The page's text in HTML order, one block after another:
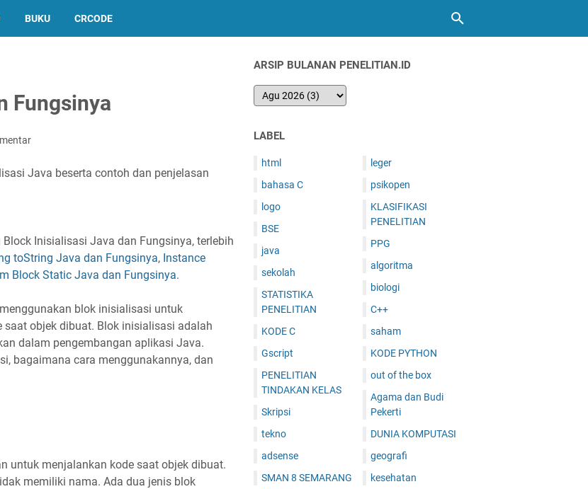
BUKU CRCODE
Fungsinya
Java beserta contoh dan penjelasan
Inisialisasi Java dan Fungsinya, terlebih
toString Java dan Fungsinya, Instance
Block Static Java dan Fungsinya.
blok inisialisasi untuk
objek dibuat. Blok inisialisasi adalah
dalam pengembangan aplikasi Java.
bagaimana cara menggunakannya, dan
untuk menjalankan kode saat objek dibuat.
memiliki nama. Ada dua jenis blok
ARSIP BULANAN PENELITIAN.ID
LABEL
html
bahasa C
logo
BSE
java
sekolah
STATISTIKA
PENELITIAN
KODE C
Gscript
PENELITIAN
TINDAKAN KELAS
Skripsi
tekno
adsense
SMAN 8 SEMARANG
leger
psikopen
KLASIFIKASI
PENELITIAN
PPG
algoritma
biologi
C++
saham
KODE PYTHON
out of the box
Agama dan Budi
Pekerti
DUNIA KOMPUTASI
geografi
kesehatan